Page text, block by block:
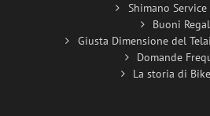
Shimano Service
Buoni
Giusta Dimensione del
Domande
La storia di